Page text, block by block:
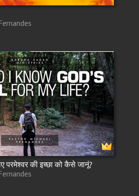
परमेश्वर की इच्छा को कैसे जानूं?